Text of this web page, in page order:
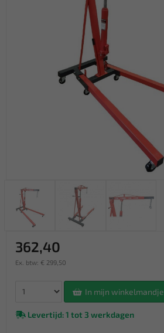
362,40
Ex. btw: € 299,50
In mijn winkelmandje
Levertijd: 1 tot 3 werkdagen